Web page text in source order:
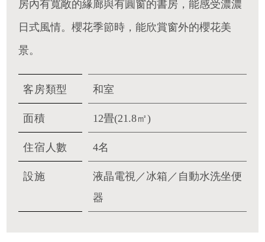
房內有寬敞的緣廊與有圓窗的書房，能感受濃濃
日式風情。櫻花季節時，能欣賞窗外的櫻花美
景。
客房類型 和室
面積 12畳(21.8㎡)
住宿人數 4名
設施
液晶電視／冰箱／自動水洗坐便
器